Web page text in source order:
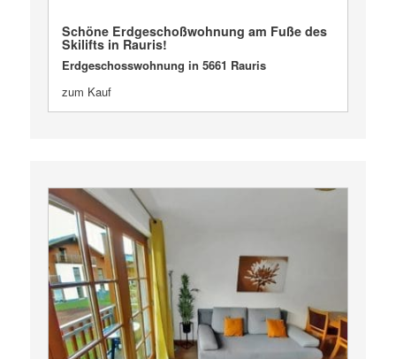
Schöne Erdgeschoßwohnung am Fuße des
Skilifts in Rauris!
Erdgeschosswohnung in 5661 Rauris
zum Kauf